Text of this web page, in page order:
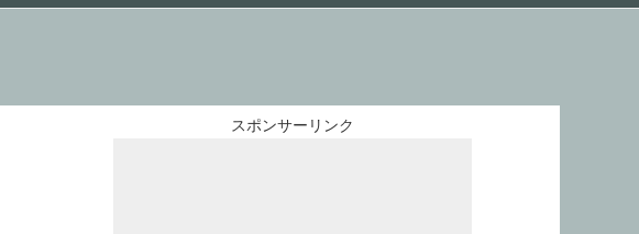
スポンサーリンク